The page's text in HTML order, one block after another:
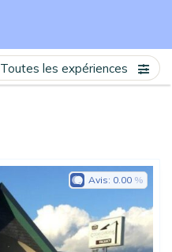
Toutes les expériences
Avis: 0.00